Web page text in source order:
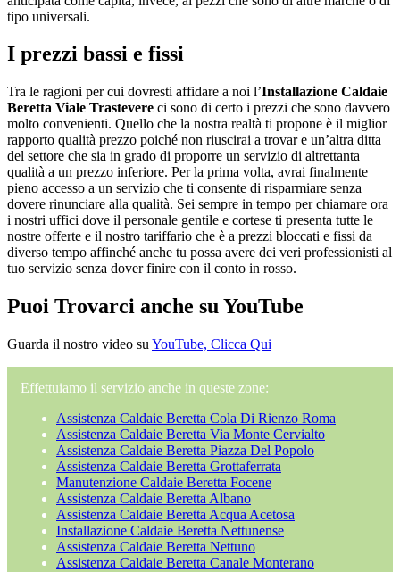
tipo universali.
I prezzi bassi e fissi
Tra le ragioni per cui dovresti affidare a noi l’Installazione Caldaie
Beretta Viale Trastevere ci sono di certo i prezzi che sono davvero
molto convenienti. Quello che la nostra realtà ti propone è il miglior
rapporto qualità prezzo poiché non riuscirai a trovar e un’altra ditta
del settore che sia in grado di proporre un servizio di altrettanta
qualità a un prezzo inferiore. Per la prima volta, avrai finalmente
pieno accesso a un servizio che ti consente di risparmiare senza
dovere rinunciare alla qualità. Sei sempre in tempo per chiamare ora
i nostri uffici dove il personale gentile e cortese ti presenta tutte le
nostre offerte e il nostro tariffario che è a prezzi bloccati e fissi da
diverso tempo affinché anche tu possa avere dei veri professionisti al
tuo servizio senza dover finire con il conto in rosso.
Puoi Trovarci anche su YouTube
Guarda il nostro video su YouTube, Clicca Qui
Effettuiamo il servizio anche in queste zone:
Assistenza Caldaie Beretta Cola Di Rienzo Roma
Assistenza Caldaie Beretta Via Monte Cervialto
Assistenza Caldaie Beretta Piazza Del Popolo
Assistenza Caldaie Beretta Grottaferrata
Manutenzione Caldaie Beretta Focene
Assistenza Caldaie Beretta Albano
Assistenza Caldaie Beretta Acqua Acetosa
Installazione Caldaie Beretta Nettunense
Assistenza Caldaie Beretta Nettuno
Assistenza Caldaie Beretta Canale Monterano